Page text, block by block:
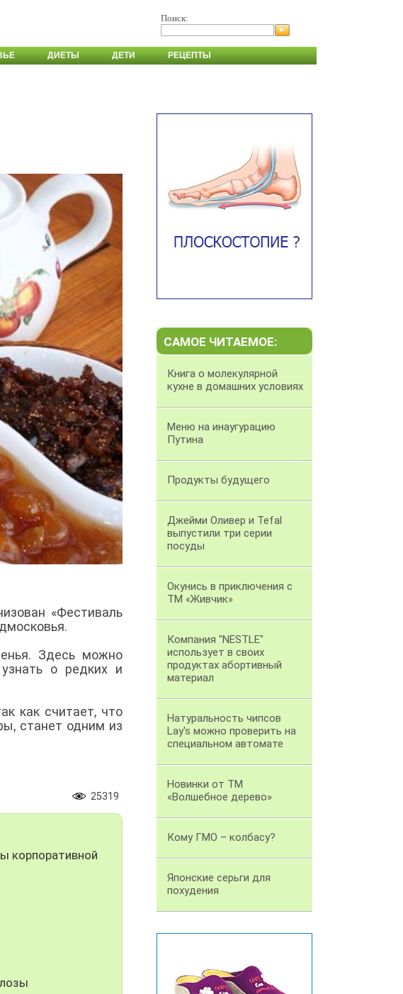
Поиск:
ДИЕТЫ ДЕТИ РЕЦЕПТЫ
«Фестиваль
Здесь можно
о редких и
как считает, что
станет одним из
25319
корпоративной
САМОЕ ЧИТАЕМОЕ:
Книга о молекулярной
кухне в домашних условиях
Меню на инаугурацию
Путина
Продукты будущего
Джейми Оливер и Tefal
выпустили три серии
посуды
Окунись в приключения с
ТМ «Живчик»
Компания "NESTLE"
использует в своих
продуктах абортивный
материал
Натуральность чипсов
Lay's можно проверить на
специальном автомате
Новинки от ТМ
«Волшебное дерево»
Кому ГМО – колбасу?
Японские серьги для
похудения